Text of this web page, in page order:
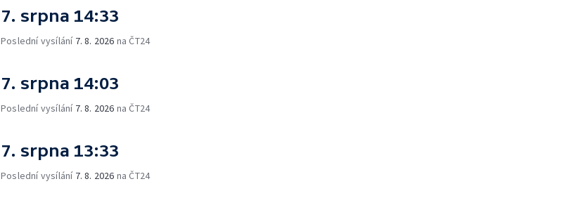
7. srpna 14:33
Poslední vysílání 7. 8. 2026 na ČT24
7. srpna 14:03
Poslední vysílání 7. 8. 2026 na ČT24
7. srpna 13:33
Poslední vysílání 7. 8. 2026 na ČT24